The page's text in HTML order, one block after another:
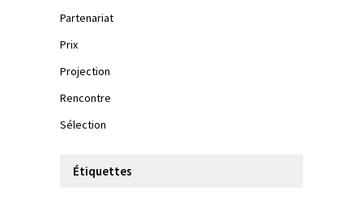
Partenariat
Prix
Projection
Rencontre
Sélection
Étiquettes